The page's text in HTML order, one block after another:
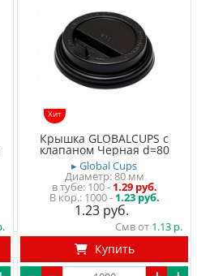
Хит
Крышка GLOBALCUPS с
клапаном Черная d=80
▸ Global Cups
Диаметр: 80 мм
в тубе 100- 1.29 руб.
1000 - 1.23 руб.
1.23
Смв от 1.13
Купить